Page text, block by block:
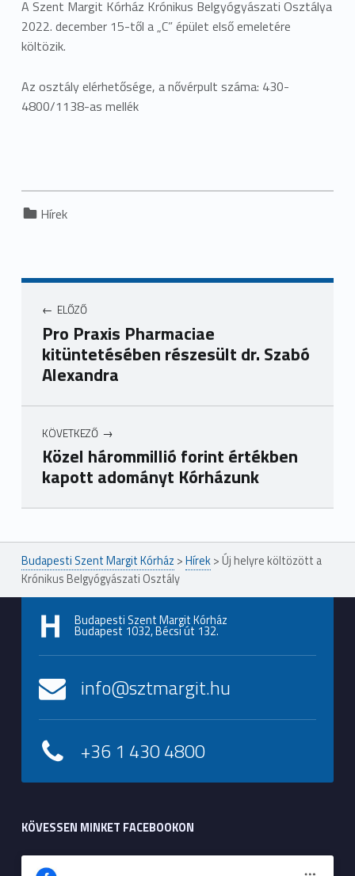
A Szent Margit Kórház Krónikus Belgyógyászati Osztálya
2022. december 15-től a „C” épület első emeletére
költözik.
Az osztály elérhetősége, a nővérpult száma: 430-
4800/1138-as mellék
Categorized in:
Hírek
ELŐZŐ
Pro Praxis Pharmaciae
kitüntetésében részesült dr. Szabó
Alexandra
KÖVETKEZŐ
Közel hárommillió forint értékben
kapott adományt Kórházunk
Ugrás a főmenühöz
Budapesti Szent Margit Kórház >Hírek> Új helyre költözött a
Krónikus Belgyógyászati Osztály
Budapesti Szent Margit Kórház
Budapest 1032, Bécsi út 132.
info@sztmargit.hu
+36 1 430 4800
KÖVESSEN MINKET FACEBOOKON